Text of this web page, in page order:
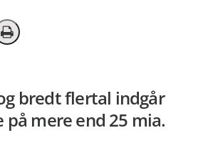
Print
bredt flertal indgår
mere end 25 mia.